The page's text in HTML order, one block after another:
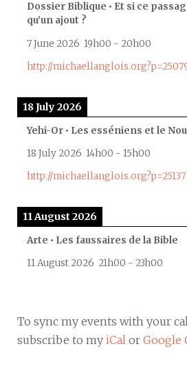
Dossier Biblique • Et si ce
qu’un ajout ?
7 June 2026 19h00 - 20h00
http://
18 July 2026
Yehi-Or • Les esséniens et le
18 July 2026 14h00 - 15h00
http://michaellanglois.org?p=25137
11 August 2026
Arte • Les faussaires de la Bible
11 August 2026 21h00 - 23h00
To sync my events with your
subscribe to my iCal or Google